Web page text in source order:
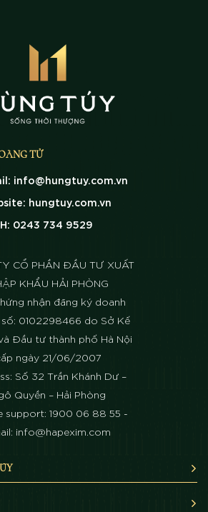
TỬ
info@hungtuy.com.vn
hungtuy.com.vn
0243 734 9529
CỔ PHẦN ĐẦU TƯ XUẤT
KHẨU HẢI PHÒNG
nhận đăng ký doanh
số: 0102298466 do Sở Kế
Đầu tư thành phố Hà Nội
ngày 21/06/2007
Số 32 Trần Khánh Dư –
Quyền – Hải Phòng
support: 1900 06 88 55 -
info@hapexim.com